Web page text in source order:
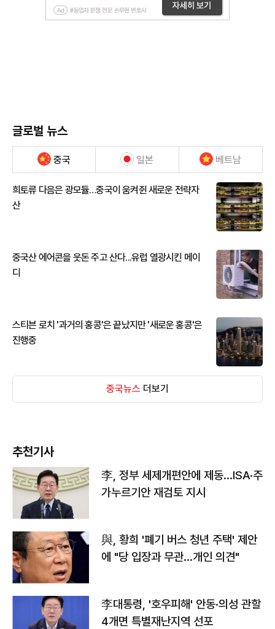
글로벌 뉴스
중국 일본 베트남
희토류 다음은 광모듈…중국이 움켜쥔 새로운 전략자
산
중국산 에어콘을 웃돈 주고 산다...유럽 열광시킨 메이
디
스티븐 로치 '과거의 홍콩'은 끝났지만 '새로운 홍콩'은
진행중
중국뉴스 더보기
추천기사
李, 정부 세제개편안에 제동…ISA·주
가누르기안 재검토 지시
與, 황희 '폐기 버스 청년 주택' 제안
에 "당 입장과 무관…개인 의견"
李대통령, '호우피해' 안동·의성 관할
4개면 특별재난지역 선포